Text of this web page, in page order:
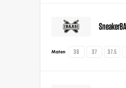
Maten 36 37 37.5